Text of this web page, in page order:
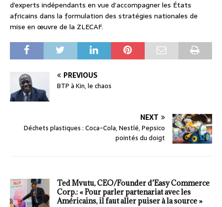
d’experts indépendants en vue d’accompagner les États
africains dans la formulation des stratégies nationales de
mise en œuvre de la ZLECAF.
PREVIOUS
BTP à Kin, le chaos
NEXT
Déchets plastiques : Coca-Cola, Nestlé, Pepsico
pointés du doigt
Ted Mvutu, CEO/Founder d’Easy Commerce
Corp.: « Pour parler partenariat avec les
Américains, il faut aller puiser à la source »